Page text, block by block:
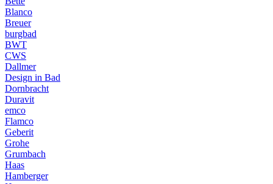
Blanco
Breuer
burgbad
BWT
CWS
Dallmer
Design in Bad
Dornbracht
Duravit
emco
Flamco
Geberit
Grohe
Grumbach
Haas
Hamberger